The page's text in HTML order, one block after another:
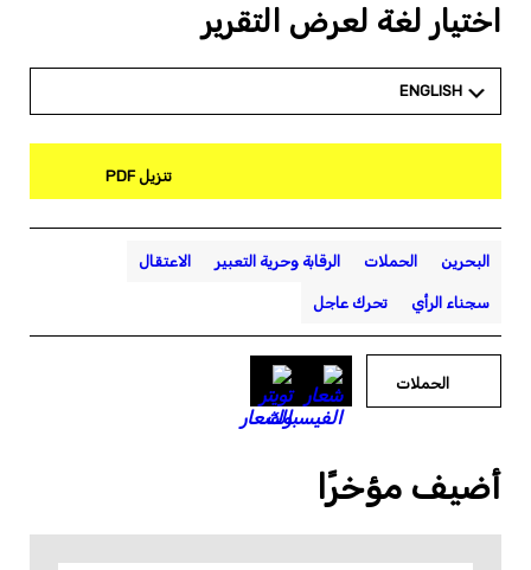
اختيار لغة لعرض التقرير
ENGLISH
تنزيل PDF
البحرين الحملات الرقابة وحرية التعبير الاعتقال
سجناء الرأي تحرك عاجل
الحملات
أضيف مؤخرًا